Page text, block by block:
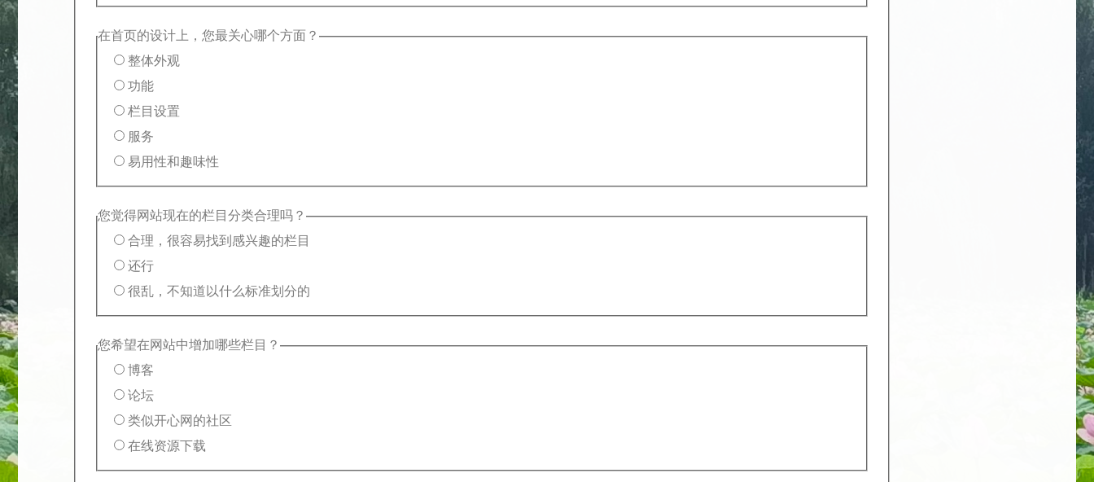
在首页的设计上，您最关心哪个方面？
整体外观
功能
栏目设置
服务
易用性和趣味性
您觉得网站现在的栏目分类合理吗？
合理，很容易找到感兴趣的栏目
还行
很乱，不知道以什么标准划分的
您希望在网站中增加哪些栏目？
博客
论坛
类似开心网的社区
在线资源下载